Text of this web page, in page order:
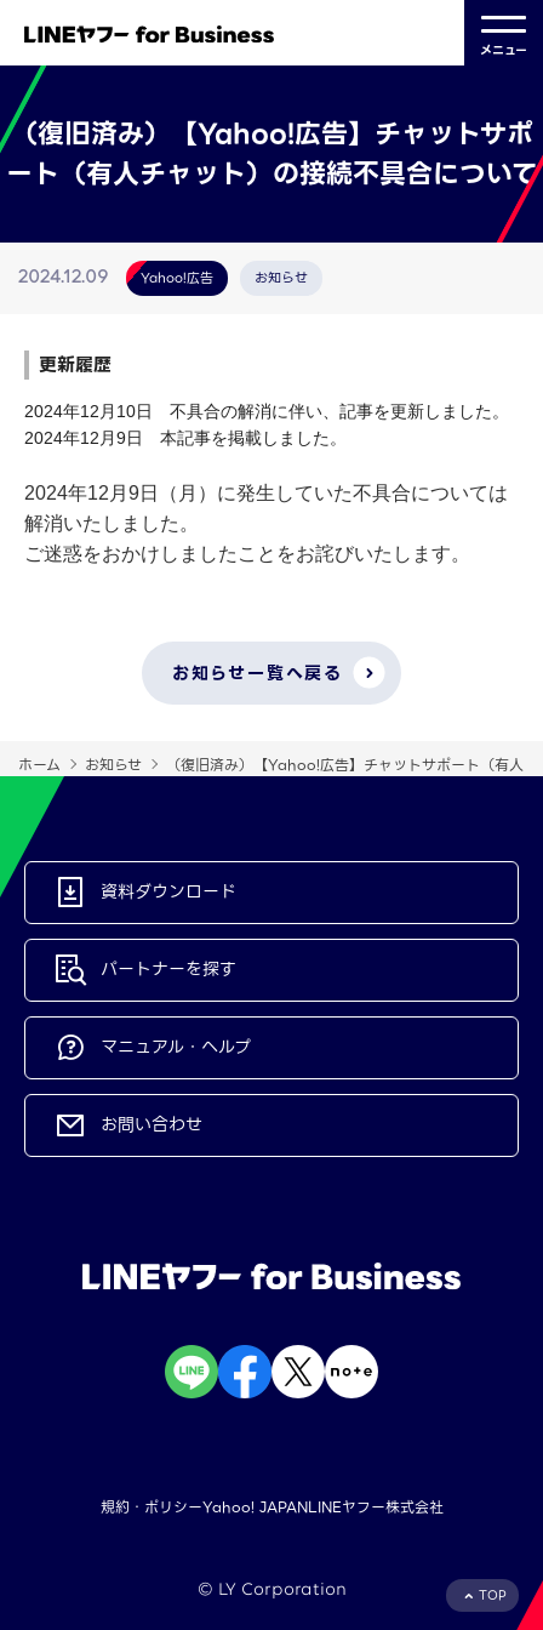
メニュー
（復旧済み）【Yahoo!広告】チャットサポ
ート（有人チャット）の接続不具合について
2024.12.09 Yahoo!広告 お知らせ
更新履歴
2024年12月10日 不具合の解消に伴い、記事を更新しました。
2024年12月9日 本記事を掲載しました。
2024年12月9日（月）に発生していた不具合については
解消いたしました。
ご迷惑をおかけしましたことをお詫びいたします。
お知らせ一覧へ戻る
ホーム お知らせ （復旧済み）【Yahoo!広告】チャットサポート（有人
資料ダウンロード
パートナーを探す
マニュアル・ヘルプ
お問い合わせ
TOP
規約・ポリシーYahoo! JAPANLINEヤフー株式会社
©︎ LY Corporation